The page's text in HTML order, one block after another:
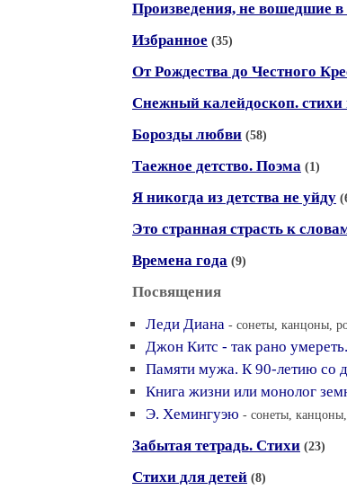
Произведения, не вошедшие
Избранное (35)
От Рождества до Честного
Снежный калейдоскоп. стихи
Борозды любви (58)
Таежное детство. Поэма (1)
Я никогда из детства не уйду
Это странная страсть к
Времена года (9)
Посвящения
Леди Диана - сонеты, канцоны,
Джон Китс - так рано
Памяти мужа. К 90-летию со
Книга жизни или монолог
Э. Хемингуэю - сонеты,
Забытая тетрадь. Стихи (23)
Стихи для детей (8)